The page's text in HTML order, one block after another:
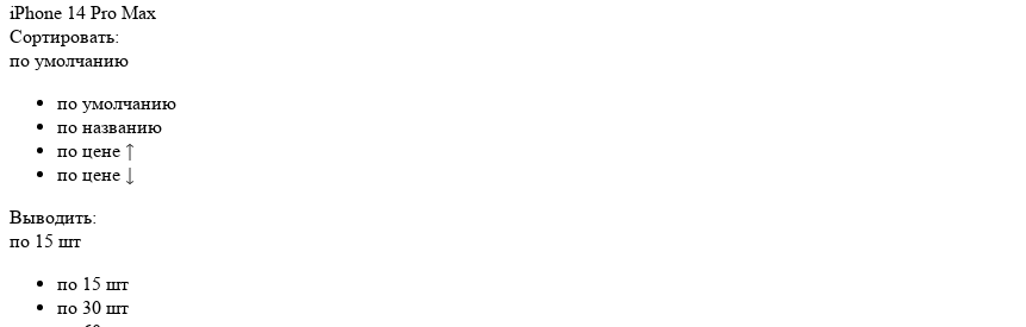
iPhone 14 Pro Max
Сортировать:
по умолчанию
по умолчанию
по названию
по цене ↑
по цене ↓
Выводить:
по 15 шт
по 15 шт
по 30 шт